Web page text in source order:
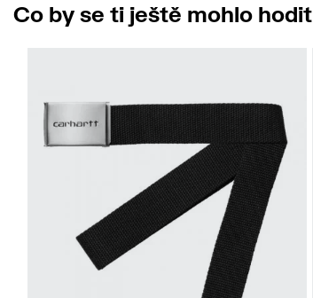
Co by se ti ještě mohlo hodit